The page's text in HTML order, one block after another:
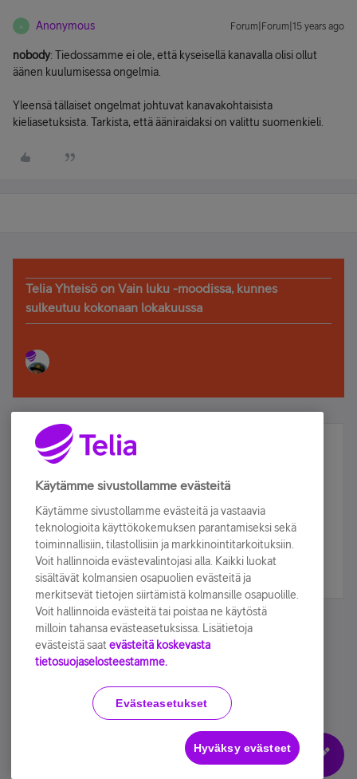
A Anonymous Forum|Forum|15 years ago
nobody: Tiedossamme ei ole, että kyseisellä kanavalla olisi ollut
äänen kuulumisessa ongelmia.
Yleensä tällaiset ongelmat johtuvat kanavakohtaisista
kieliasetuksista. Tarkista, että ääniraidaksi on valittu suomenkieli.
Telia Yhteisö on Vain luku -moodissa, kunnes
sulkeutuu kokonaan lokakuussa
Älä jää paitsi – osallistu ja voita!
Tilaa Telian uutiskirje ja olet mukana arvonnassa.
sähköpostiisi.
Tilaa nyt
Käyttöehdot Accessibility statement
Evästeasetukset
Käytämme sivustollamme evästeitä
Käytämme sivustollamme evästeitä ja vastaavia
teknologioita käyttökokemuksen parantamiseksi sekä
toiminnallisiin, tilastollisiin ja markkinointitarkoituksiin.
Voit hallinnoida evästevalintojasi alla. Kaikki luokat
sisältävät kolmansien osapuolien evästeitä ja
merkitsevät tietojen siirtämistä kolmansille osapuolille.
Voit hallinnoida evästeitä tai poistaa ne käytöstä
milloin tahansa evästeasetuksissa. Lisätietoja
evästeistä saat evästeitä koskevasta
tietosuojaselosteestamme.
Evästeasetukset
Hyväksy evästeet